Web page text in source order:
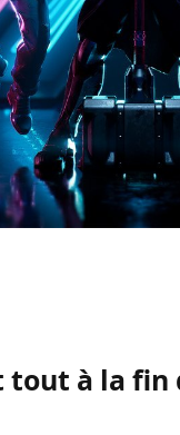
à la fin